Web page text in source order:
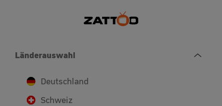
Länderauswahl
Deutschland
Schweiz